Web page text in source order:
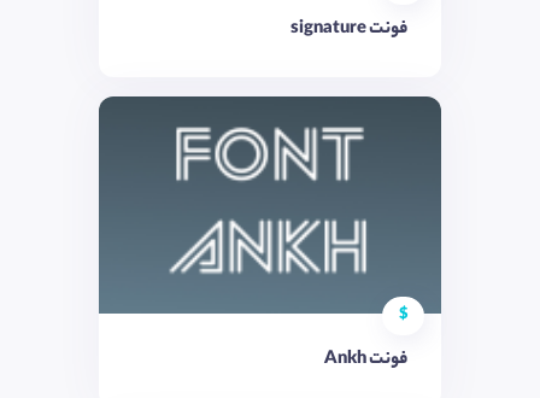
فونت signature
$
فونت Ankh